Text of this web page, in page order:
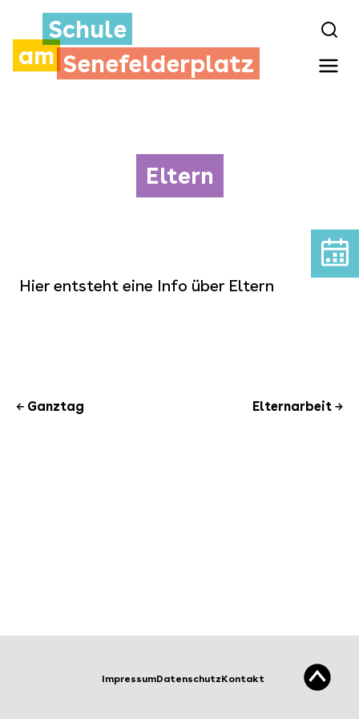
Schule
am Senefelderplatz
Eltern
Hier entsteht eine Info über Eltern
← Ganztag Elternarbeit →
ImpressumDatenschutzKontakt